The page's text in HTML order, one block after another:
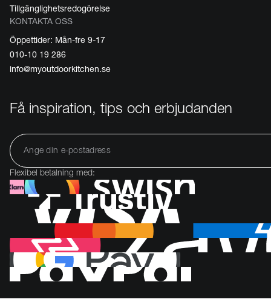
Tillgänglighetsredogörelse
KONTAKTA OSS
Öppettider: Mån-fre 9-17
010-10 19 286
info@myoutdoorkitchen.se
Få inspiration, tips och erbjudanden
Flexibel betalning med: